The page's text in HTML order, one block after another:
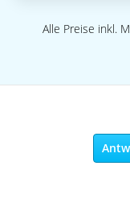
Alle Preise inkl.